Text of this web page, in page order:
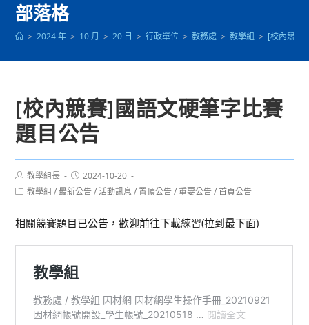
部落格
> 2024 年 > 10 月 > 20 日 > 行政單位 > 教務處 > 教學組 > [校內競賽]
[校內競賽]國語文硬筆字比賽
題目公告
Post
author:
教學組長
Post
published:
2024-10-20
Post教學組 / 最新公告 / 活動訊息 / 置頂公告 / 重要公告 / 首頁公告
相關競賽題目已公告，歡迎前往下載練習(拉到最下面)